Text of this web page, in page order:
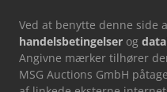
Ved at benytte denne side
handelsbetingelser og
Angivne mærker tilhører
MSG Auctions GmbH